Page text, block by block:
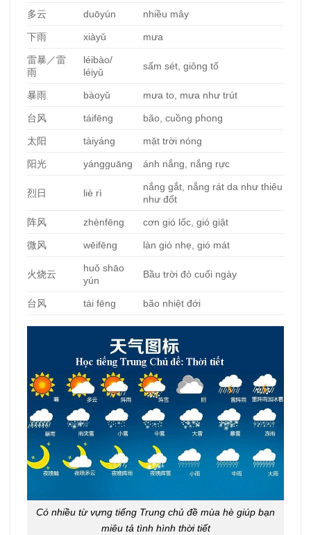
多云 duōyún nhiều mây
下雨 xiàyǔ mưa
雷暴／雷
雨
léibào/
léiyǔ
sấm sét, giông tố
暴雨 bàoyǔ mưa to, mưa như trút
台风 táifēng bão, cuồng phong
太阳 tàiyáng mặt trời nóng
阳光 yángguāng ánh nắng, nắng rực
烈日 liè rì
nắng gắt, nắng rát da như thiêu
như đốt
阵风 zhènfēng cơn gió lốc, gió giật
微风 wēifēng làn gió nhẹ, gió mát
火烧云
huǒ shāo
yún
Bầu trời đỏ cuối ngày
台风 tái fēng bão nhiệt đới
Có nhiều từ vựng tiếng Trung chủ đề mùa hè giúp bạn
miêu tả tình hình thời tiết